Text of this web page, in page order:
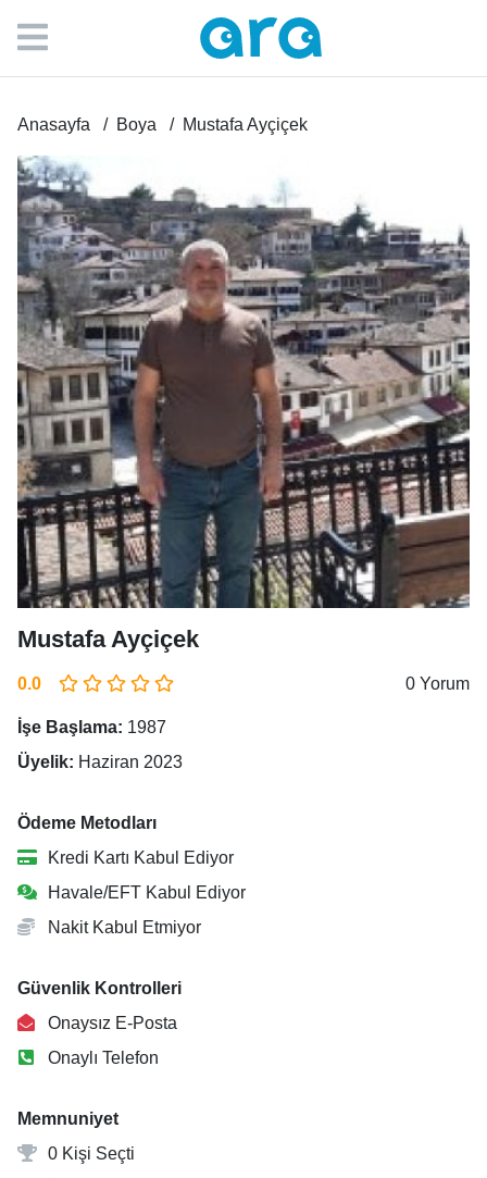
Anasayfa Boya Mustafa Ayçiçek
Mustafa Ayçiçek
0.0 0 Yorum
İşe Başlama: 1987
Üyelik: Haziran 2023
Ödeme Metodları
Kredi Kartı Kabul Ediyor
Havale/EFT Kabul Ediyor
Nakit Kabul Etmiyor
Güvenlik Kontrolleri
Onaysız E-Posta
Onaylı Telefon
Memnuniyet
0 Kişi Seçti